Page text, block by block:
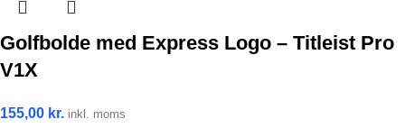
Golfbolde med Express Logo – Titleist Pro
V1X
155,00 kr. inkl. moms